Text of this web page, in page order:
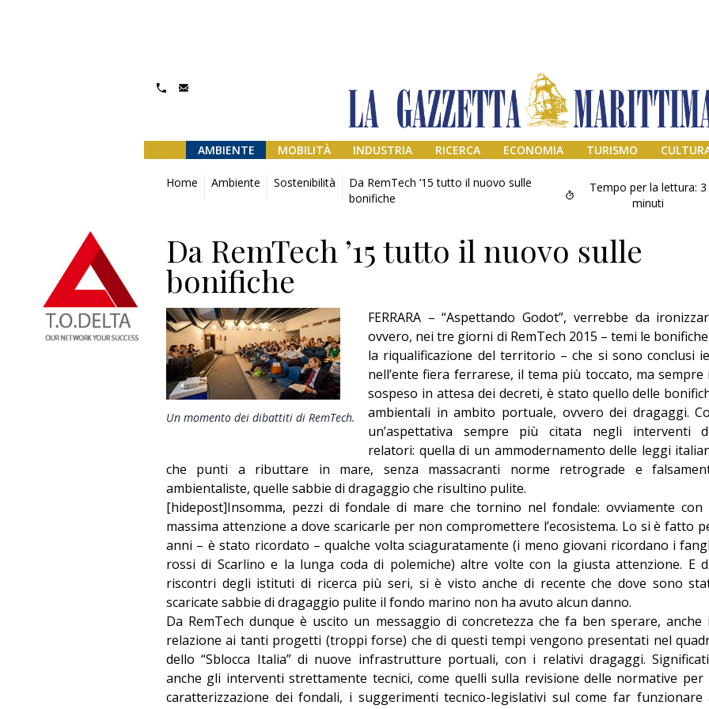
AMBIENTE MOBILITÀ INDUSTRIA RICERCA ECONOMIA TURISMO
Home Ambiente Sostenibilità
Da RemTech ’15 tutto il nuovo sulle
bonifiche
Tempo per la lettura: 3
minuti
Da RemTech ’15 tutto il nuovo sulle
bonifiche
Un momento dei dibattiti di RemTech.
FERRARA – “Aspettando Godot”, verrebbe da
ovvero, nei tre giorni di RemTech 2015 – temi le
la riqualificazione del territorio – che si sono conclusi
nell’ente fiera ferrarese, il tema più toccato, ma sempre
sospeso in attesa dei decreti, è stato quello delle
ambientali in ambito portuale, ovvero dei dragaggi.
un’aspettativa sempre più citata negli interventi
relatori: quella di un ammodernamento delle leggi
che punti a ributtare in mare, senza massacranti norme retrograde e
ambientaliste, quelle sabbie di dragaggio che risultino pulite.
[hidepost]Insomma, pezzi di fondale di mare che tornino nel fondale: ovviamente con
massima attenzione a dove scaricarle per non compromettere l’ecosistema. Lo si è fatto
anni – è stato ricordato – qualche volta sciaguratamente (i meno giovani ricordano i
rossi di Scarlino e la lunga coda di polemiche) altre volte con la giusta attenzione. E
riscontri degli istituti di ricerca più seri, si è visto anche di recente che dove sono
scaricate sabbie di dragaggio pulite il fondo marino non ha avuto alcun danno.
Da RemTech dunque è uscito un messaggio di concretezza che fa ben sperare, anche
relazione ai tanti progetti (troppi forse) che di questi tempi vengono presentati nel
dello “Sblocca Italia” di nuove infrastrutture portuali, con i relativi dragaggi.
anche gli interventi strettamente tecnici, come quelli sulla revisione delle normative per
caratterizzazione dei fondali, i suggerimenti tecnico-legislativi sul come far funzionare
Addio amico
Giorgio
Editoriale